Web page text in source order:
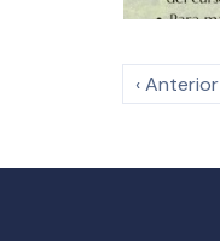
‹ Anterior